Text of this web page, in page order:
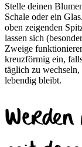
Stelle deinen
Schale oder ein
oben zeigenden
lassen sich
Zweige
kreuzförmig ein,
täglich zu
lebendig bleibt.